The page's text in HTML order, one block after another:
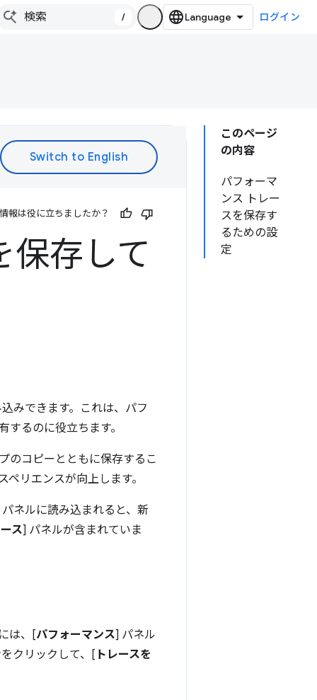
/ ログイン
このページ
の内容
パフォーマ
ンス トレー
スを保存す
るための設
定
報は役に立ちましたか？
保存して
みできます。これは、パフ
るのに役立ちます。
のコピーとともに保存するこ
リエンスが向上します。
ネルに読み込まれると、新
ス] パネルが含まれていま
は、[パフォーマンス] パネル
クリックして、[ トレースを